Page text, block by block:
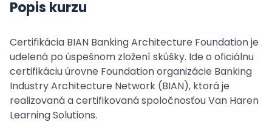
Popis kurzu
Certifikácia BIAN Banking Architecture Foundation je
udelená po úspešnom zložení skúšky. Ide o oficiálnu
certifikáciu úrovne Foundation organizácie Banking
Industry Architecture Network (BIAN), ktorá je
realizovaná a certifikovaná spoločnosťou Van Haren
Learning Solutions.